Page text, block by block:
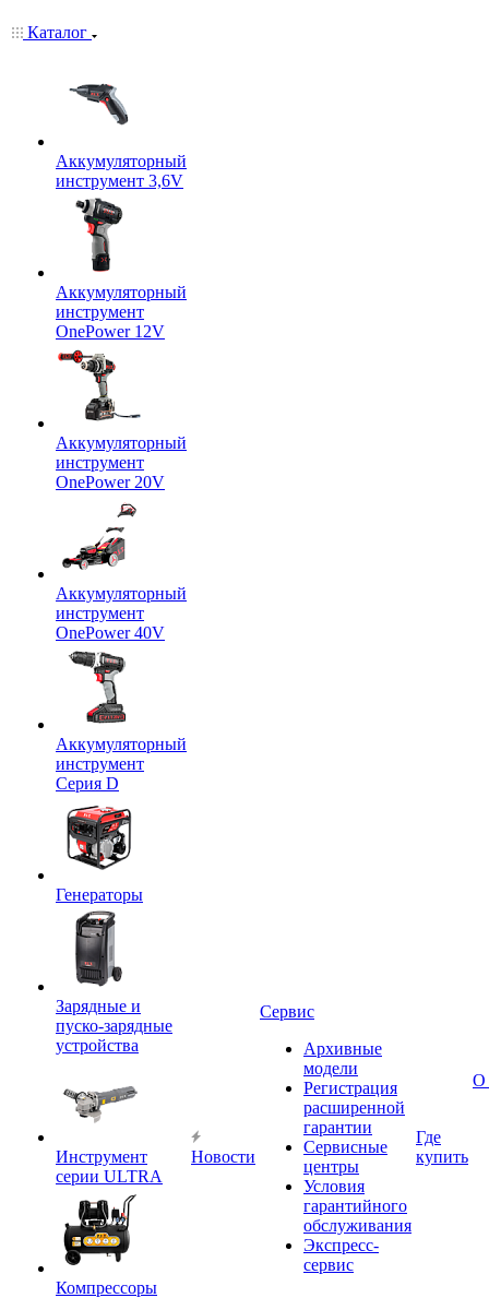
Каталог
Аккумуляторный
инструмент 3,6V
Аккумуляторный
инструмент
OnePower 12V
Аккумуляторный
инструмент
OnePower 20V
Аккумуляторный
инструмент
OnePower 40V
Аккумуляторный
инструмент
Серия D
Генераторы
Зарядные и
пуско-зарядные
устройства
Инструмент
серии ULTRA
Компрессоры
Новости
Сервис
Архивные
модели
Регистрация
расширенной
гарантии
Сервисные
центры
Условия
гарантийного
обслуживания
Экспресс-
сервис
Где
купить
О